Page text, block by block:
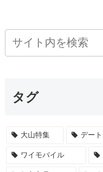
タグ
大山特集 デート
ワイモバイル